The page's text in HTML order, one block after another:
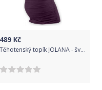
489 Kč
Těhotenský topík JOLANA - švestková, Velikosti těh. moda L/XL